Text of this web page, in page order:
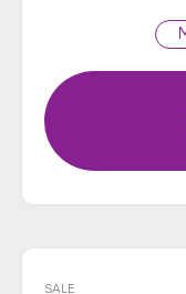
SALE